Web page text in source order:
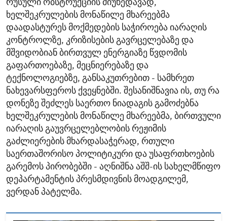
რუსული ობსტრუქციის მიუხედავად,
ხელშეკრულების მონაწილე მხარეებმა
დაადასტურეს მოქმედების საჭიროება იარაღის
კონტროლზე, კრიზისების გავრცელებაზე და
მშვიდობიან ბირთვულ ენერგიაზე წვდომის
გაფართოებაზე, მეცნიერებაზე და
ტექნოლოგიებზე, განსაკუთრებით - სამხრეთ
ნახევარსფეროს ქვეყნებში. შესანიშნავია ის, თუ რა
დონეზე შეძლეს საერთო ნიადაგის გამოძებნა
ხელშეკრულების მონაწილე მხარეებმა, ბირთვული
იარაღის გაუვრცელებლობის რეჟიმის
გაძლიერების მხარდასაჭერად, რთული
საერთაშორისო პოლიტიკური და უსაფრთხოების
გარემოს პირობებში - აღნიშნა აშშ-ის სახელმწიფო
დეპარტამენტის პრესმდივნის მოადგილემ,
ვერდან პატელმა.